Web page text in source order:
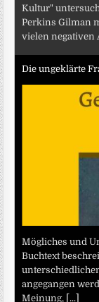
Kultur"
Perkins Gilman
vielen negativen
Die ungeklärte
Mögliches und
Buchtext
angegangen
Meinung, [...]